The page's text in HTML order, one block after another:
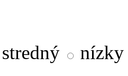
stredný
nízky